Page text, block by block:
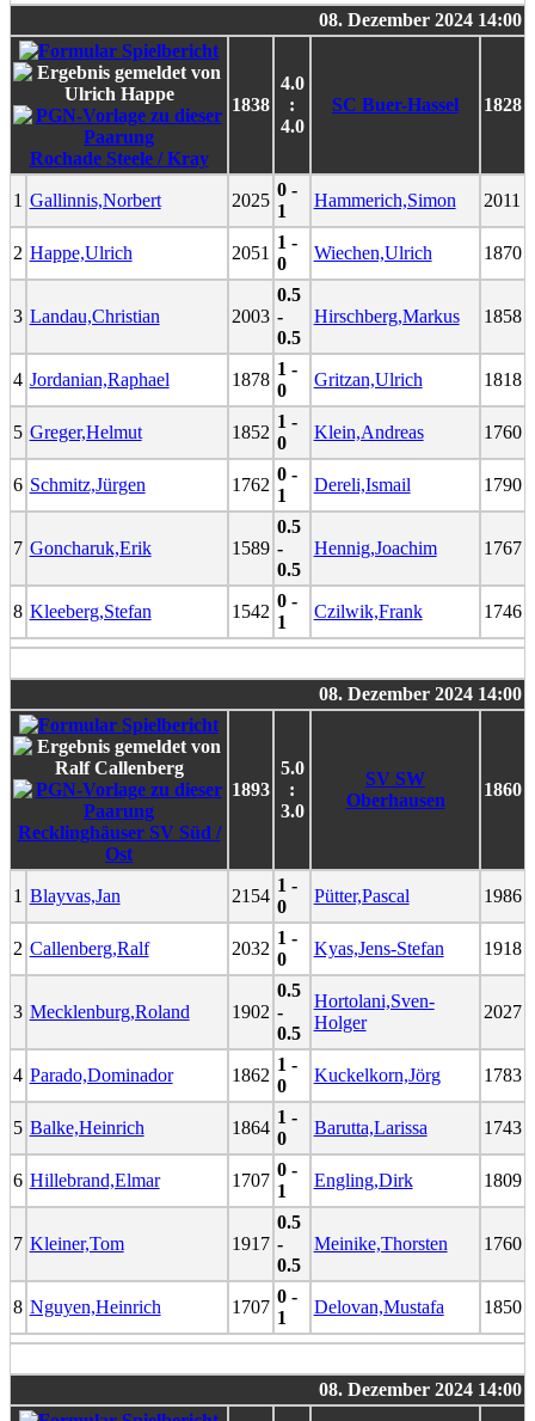
08. Dezember 2024 14:00
Rochade Steele / Kray
1838
4.0
:
4.0
SC Buer-Hassel 1828
1 Gallinnis,Norbert 2025
0 -
1
Hammerich,Simon 2011
2 Happe,Ulrich 2051
1 -
0
Wiechen,Ulrich 1870
3 Landau,Christian 2003
0.5
-
0.5
Hirschberg,Markus 1858
4 Jordanian,Raphael 1878
1 -
0
Gritzan,Ulrich 1818
5 Greger,Helmut 1852
1 -
0
Klein,Andreas 1760
6 Schmitz,Jürgen 1762
0 -
1
Dereli,Ismail 1790
7 Goncharuk,Erik 1589
0.5
-
0.5
Hennig,Joachim 1767
8 Kleeberg,Stefan 1542
0 -
1
Czilwik,Frank 1746
08. Dezember 2024 14:00
Recklinghäuser SV Süd /
Ost
1893
5.0
:
3.0
SV SW
Oberhausen
1860
1 Blayvas,Jan 2154
1 -
0
Pütter,Pascal 1986
2 Callenberg,Ralf 2032
1 -
0
Kyas,Jens-Stefan 1918
3 Mecklenburg,Roland 1902
0.5
-
0.5
Hortolani,Sven-
Holger
2027
4 Parado,Dominador 1862
1 -
0
Kuckelkorn,Jörg 1783
5 Balke,Heinrich 1864
1 -
0
Barutta,Larissa 1743
6 Hillebrand,Elmar 1707
0 -
1
Engling,Dirk 1809
7 Kleiner,Tom 1917
0.5
-
0.5
Meinike,Thorsten 1760
8 Nguyen,Heinrich 1707
0 -
1
Delovan,Mustafa 1850
08. Dezember 2024 14:00